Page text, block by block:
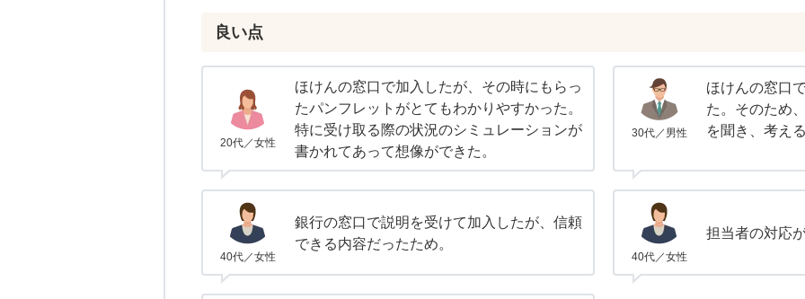
良い点
20代／女性
ほけんの窓口で加入したが、その時にもらっ
たパンフレットがとてもわかりやすかった。
特に受け取る際の状況のシミュレーションが
書かれてあって想像ができた。
30代／男性
ほけんの窓口
た。そのため
を聞き、考え
40代／女性
銀行の窓口で説明を受けて加入したが、信頼
できる内容だったため。
40代／女性
担当者の対応